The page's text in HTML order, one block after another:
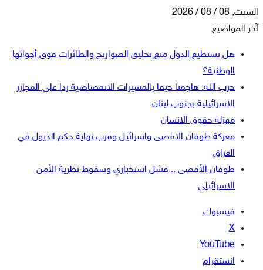
السبت, 08 / 08 / 2026
آخر المواضيع
هل تستطيع الدول منع تحليق الصواريخ والطائرات فوق أجوائها
الوطنية؟
حزب الله: هاجمنا حيفا بالمسيرات الانقضاضية ردا على المجازر
الاسرائيلية بجنوب لبنان
مهزلة حقوق الانسان
معركة طوفان الاقصى واسرائيل وقرب نهاية حكم الذيول في
العراق
طوفان الأقصى .. فشل استخباري وسقوط نظرية الأمن
الاسرائيلي
فيسبوك
‫X
‫YouTube
انستقرام